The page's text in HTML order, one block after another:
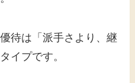
待は「派手さより、継
イプです。